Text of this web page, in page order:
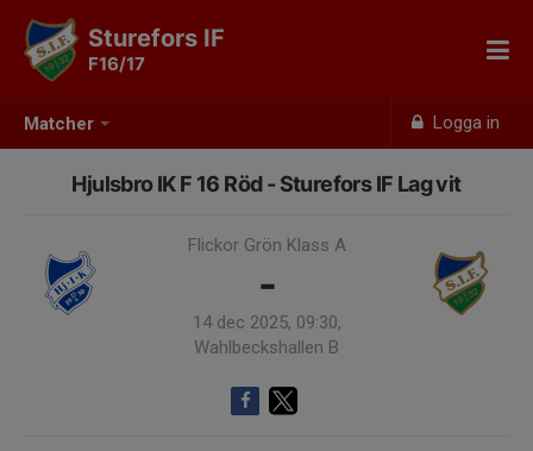
Matcher Logga in
Sturefors IF
F16/17
Hjulsbro IK F 16 Röd - Sturefors IF Lag vit
Flickor Grön Klass A
-
14 dec 2025, 09:30,
Wahlbeckshallen B